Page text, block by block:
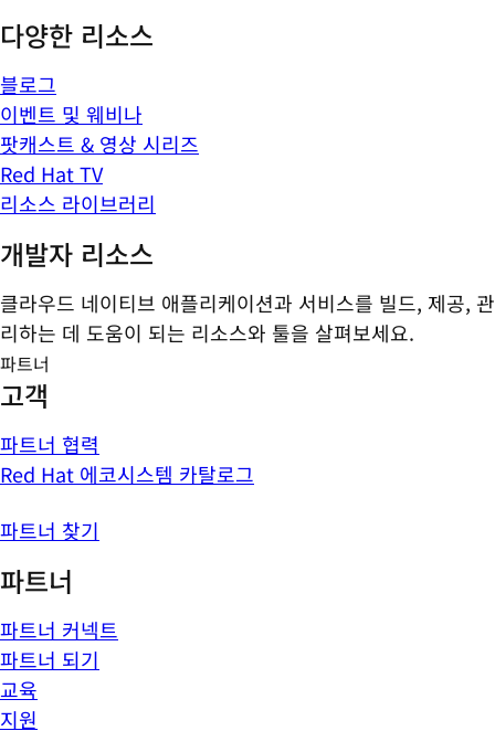
다양한 리소스
블로그
이벤트 및 웨비나
팟캐스트 & 영상 시리즈
Red Hat TV
리소스 라이브러리
개발자 리소스
클라우드 네이티브 애플리케이션과 서비스를 빌드, 제공, 관
리하는 데 도움이 되는 리소스와 툴을 살펴보세요.
파트너
고객
파트너 협력
Red Hat 에코시스템 카탈로그
파트너 찾기
파트너
파트너 커넥트
파트너 되기
교육
지원